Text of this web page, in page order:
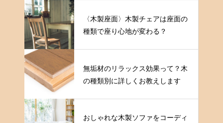
〈木製座面〉木製チェアは座面の
種類で座り心地が変わる？
無垢材のリラックス効果って？木
の種類別に詳しくお教えします
おしゃれな木製ソファをコーディ